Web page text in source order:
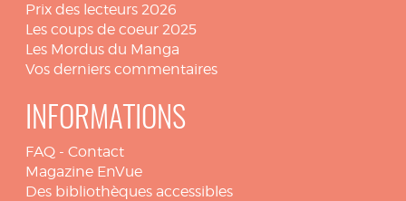
Prix des lecteurs 2026
Les coups de coeur 2025
Les Mordus du Manga
Vos derniers commentaires
INFORMATIONS
FAQ - Contact
Magazine EnVue
Des bibliothèques accessibles